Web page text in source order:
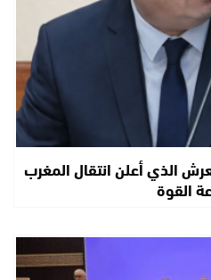
الذي أعلن انتقال المغرب
القوة